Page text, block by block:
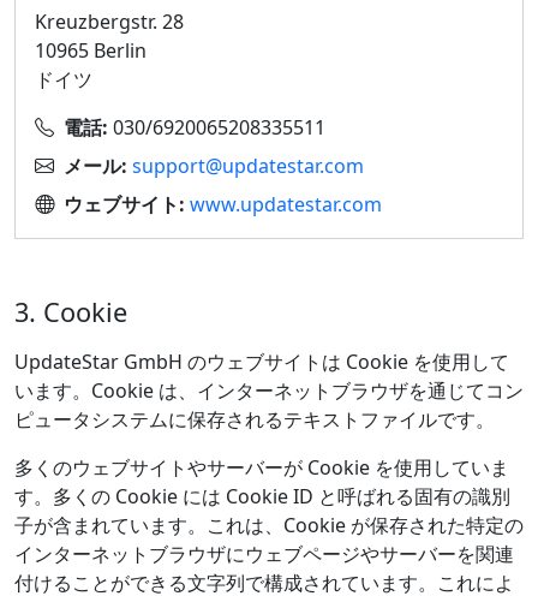
Kreuzbergstr. 28
10965 Berlin
ドイツ
電話: 030/6920065208335511
メール: support@updatestar.com
ウェブサイト: www.updatestar.com
3. Cookie
UpdateStar GmbH のウェブサイトは Cookie を使用して
います。Cookie は、インターネットブラウザを通じてコン
ピュータシステムに保存されるテキストファイルです。
多くのウェブサイトやサーバーが Cookie を使用していま
す。多くの Cookie には Cookie ID と呼ばれる固有の識別
子が含まれています。これは、Cookie が保存された特定の
インターネットブラウザにウェブページやサーバーを関連
付けることができる文字列で構成されています。これによ